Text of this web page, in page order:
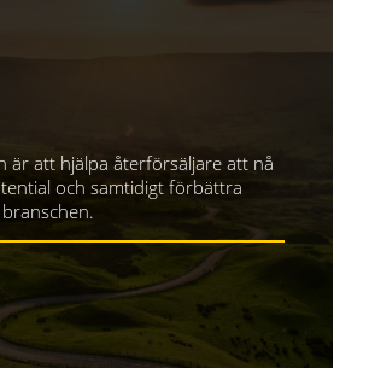
är att hjälpa återförsäljare att nå
och samtidigt förbättra